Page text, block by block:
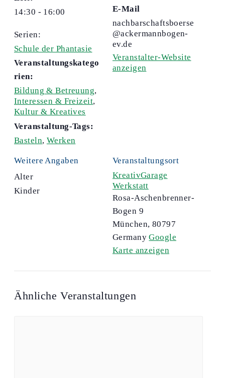
14:30 - 16:00
Serien:
Schule der Phantasie
Veranstaltungskatego
rien:
Bildung & Betreuung,
Interessen & Freizeit,
Kultur & Kreatives
Veranstaltung-Tags:
Basteln, Werken
Veranstaltungsort
KreativGarage
Werkstatt
Rosa-Aschenbrenner-
Bogen 9
München, 80797
Germany Google
Karte anzeigen
E-Mail
nachbarschaftsboerse
@ackermannbogen-
ev.de
Veranstalter-Website
anzeigen
Weitere Angaben
Alter
Kinder
Ähnliche Veranstaltungen